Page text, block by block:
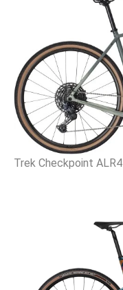
Trek Checkpoint ALR4